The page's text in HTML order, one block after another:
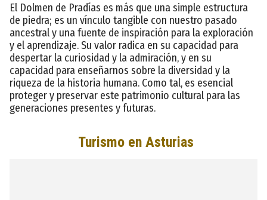
El Dolmen de Pradías es más que una simple estructura
de piedra; es un vínculo tangible con nuestro pasado
ancestral y una fuente de inspiración para la exploración
y el aprendizaje. Su valor radica en su capacidad para
despertar la curiosidad y la admiración, y en su
capacidad para enseñarnos sobre la diversidad y la
riqueza de la historia humana. Como tal, es esencial
proteger y preservar este patrimonio cultural para las
generaciones presentes y futuras.